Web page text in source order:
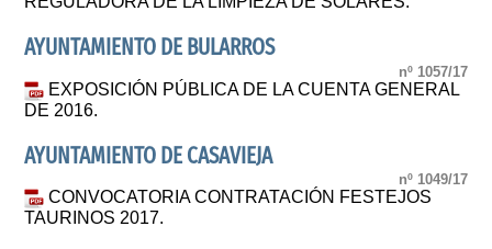
AYUNTAMIENTO DE BULARROS
nº 1057/17
EXPOSICIÓN PÚBLICA DE LA CUENTA GENERAL
DE 2016.
AYUNTAMIENTO DE CASAVIEJA
nº 1049/17
CONVOCATORIA CONTRATACIÓN FESTEJOS
TAURINOS 2017.